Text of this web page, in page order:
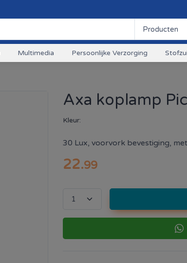
Multimedia Persoonlijke Verzorging
Axa koplamp
Kleur:
30 Lux, voorvork bevestiging,
22.99